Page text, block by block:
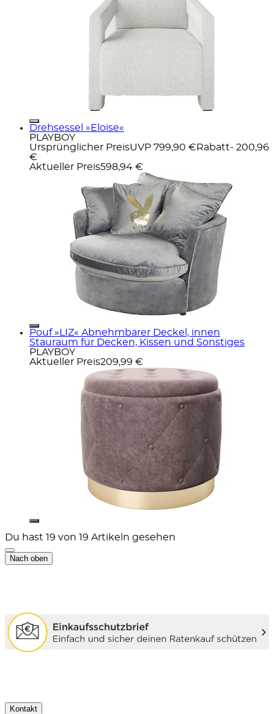
Drehsessel »Eloise«
PLAYBOY
Ursprünglicher PreisUVP 799,90 € Rabatt- 200,96
€
Aktueller Preis598,94 €
Pouf »LIZ« Abnehmbarer Deckel, innen
Stauraum für Decken, Kissen und Sonstiges
PLAYBOY
Aktueller Preis209,99 €
Du hast 19 von 19 Artikeln gesehen
Nach oben
Kontakt